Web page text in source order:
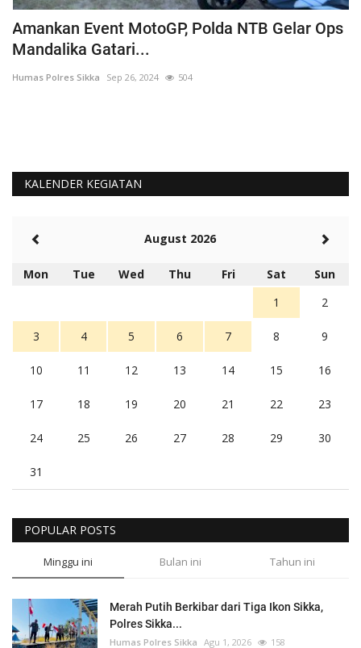
Amankan Event MotoGP, Polda NTB Gelar Ops
Mandalika Gatari...
Humas Polres Sikka Sep 26, 2024 504
KALENDER KEGIATAN
August 2026
Mon Tue Wed Thu Fri Sat
Sun
1
2
3 4 5 6 7 8 9
10 11 12 13 14 15 16
17 18 19 20 21 22 23
24 25 26 27 28 29 30
31
POPULAR POSTS
Minggu ini Bulan ini Tahun ini
Merah Putih Berkibar dari Tiga Ikon Sikka,
Polres Sikka...
Humas Polres Sikka Agu 1, 2026 158